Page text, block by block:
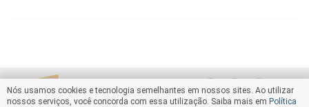
Nós usamos cookies e tecnologia semelhantes em nossos sites. Ao utilizar
nossos serviços, você concorda com essa utilização. Saiba mais em Política